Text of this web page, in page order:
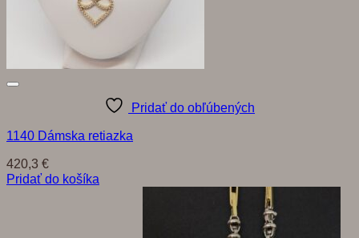
Pridať do obľúbených
1140 Dámska retiazka
420,3 €
Pridať do košíka